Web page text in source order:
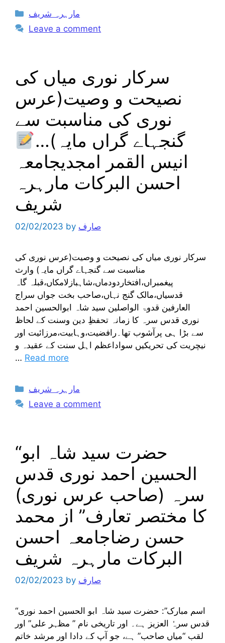
Categories
مارہرہ شریف
Leave a comment
سرکار نوری میاں کی
نصیحت و وصیت(عرس
نوری کی مناسبت سے
گنجہاے گراں مایہ)…
انیس القمر امجدیجامعہ
احسن البرکات مارہرہ
شریف
02/02/2023 by صارف
سرکار نوری میاں کی نصیحت و وصیت(عرس نوری کی
مناسبت سے گنجہاے گراں مایہ) وارث
پیغمبراں،افتخاردودماں،شاہبازلامکاں،قبلہ گاہ
قدسیاں،مالک گنج نہاں،صاحب بخت جواں سراج
العارفین قدوۃ الواصلين سید شاہ ابوالحسین احمد
نوری قدس سرہ کا زمانہ تحفظِ دین وسنت کے لحاظ
سے بڑا ہی پرآشوب تھا۔رافضیت،وہابیت،مرزائیت اور
نیچریت کی تحریکیں سواداعظم اہل سنت کے عقیدہ و
… Read more
Categories
مارہرہ شریف
Leave a comment
“حضرت سید شاہ ابو
الحسین احمد نوری قدس
سرہ (صاحب عرس نوری)
کا مختصر تعارف” از محمد
حسن رضاجامعہ احسن
البرکات مارہرہ شریف
02/02/2023 by صارف
“اسم مبارک”: حضرت سید شاہ ابو الحسین احمد نوری
قدس سرہُ العزیز ہے۔ اور تاریخی نام ” مظہر علی” اور
لقب “میاں صاحب” ہے، جو آپ کے دادا اور مرشد خاتم